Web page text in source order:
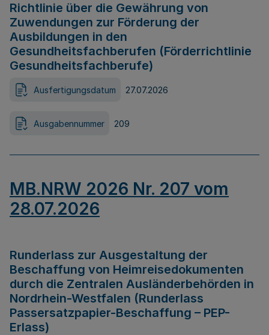
Richtlinie über die Gewährung von
Zuwendungen zur Förderung der
Ausbildungen in den
Gesundheitsfachberufen (Förderrichtlinie
Gesundheitsfachberufe)
Ausfertigungsdatum 27.07.2026
Ausgabennummer 209
MB.NRW 2026 Nr. 207 vom
28.07.2026
Runderlass zur Ausgestaltung der
Beschaffung von Heimreisedokumenten
durch die Zentralen Ausländerbehörden in
Nordrhein-Westfalen (Runderlass
Passersatzpapier-Beschaffung – PEP-
Erlass)